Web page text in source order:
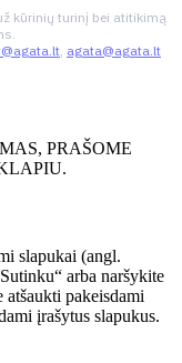
kūrinių turinį bei atitikimą
, agata@agata.lt
PRAŠOME
slapukai (angl.
arba naršykite
atšaukti pakeisdami
įrašytus slapukus.